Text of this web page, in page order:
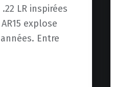
LR inspirées
explose
Entre